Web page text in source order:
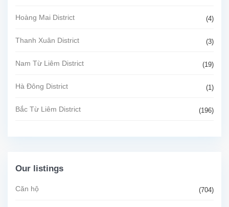
Hoàng Mai District (4)
Thanh Xuân District (3)
Nam Từ Liêm District (19)
Hà Đông District (1)
Bắc Từ Liêm District (196)
Our listings
Căn hộ (704)